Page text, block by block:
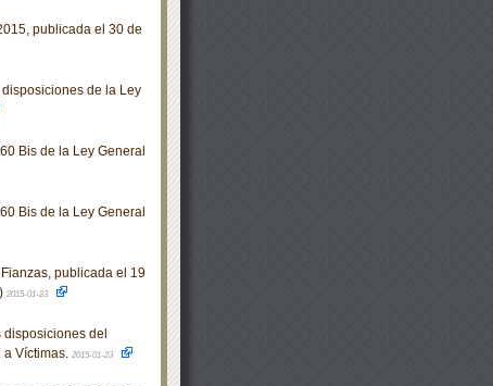
publicada el 30 de
de la Ley
Bis de la Ley General
Bis de la Ley General
publicada el 19
2015-01-23
del
a Víctimas. 2015-01-23